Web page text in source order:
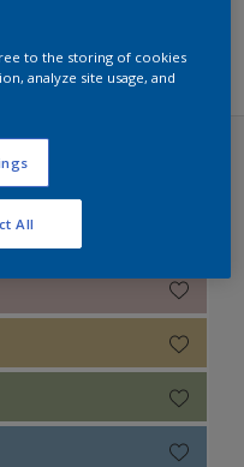
(32 kleuren)
to the storing of cookies
analyze site usage, and
All